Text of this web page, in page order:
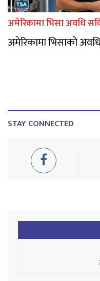
अमेरिकामा भिसा अवधि
अमेरिकामा भिसाको
STAY CONNECTED